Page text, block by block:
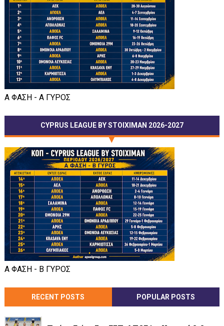
Α ΦΑΣΗ - Α ΓΥΡΟΣ
CYPRUS LEAGUE BY STOIXIMAN 2026-2027
Α ΦΑΣΗ - Β ΓΥΡΟΣ
RECENT POSTS POPULAR POSTS